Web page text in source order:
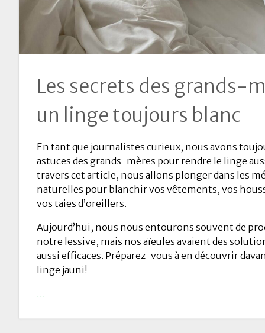
Les secrets des grands-
un linge toujours blanc
En tant que journalistes curieux, nous avons
astuces des grands-mères pour rendre le linge
travers cet article, nous allons plonger dans les
naturelles pour blanchir vos vêtements, vos
vos taies d’oreillers.
Aujourd’hui, nous nous entourons souvent de
notre lessive, mais nos aïeules avaient des
aussi efficaces. Préparez-vous à en découvrir
linge jauni!
…